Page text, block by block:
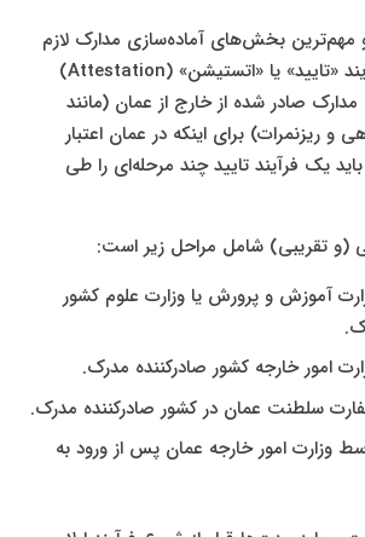
مهم‌ترین بخش‌های آماده‌سازی مدارک لازم
برای اپلای عمان، فرآیند «تایید» یا «اتستیشن» (Attestation)
صادر شده از خارج از عمان (مانند
و ریزنمرات) برای اینکه در عمان اعتبار
یک فرآیند تایید چند مرحله‌ای را طی
(و تقریبی) شامل مراحل زیر است:
آموزش و پرورش یا وزارت علوم کشور
امور خارجه کشور صادرکننده مدرک.
سلطنت عمان در کشور صادرکننده مدرک.
وزارت امور خارجه عمان پس از ورود به